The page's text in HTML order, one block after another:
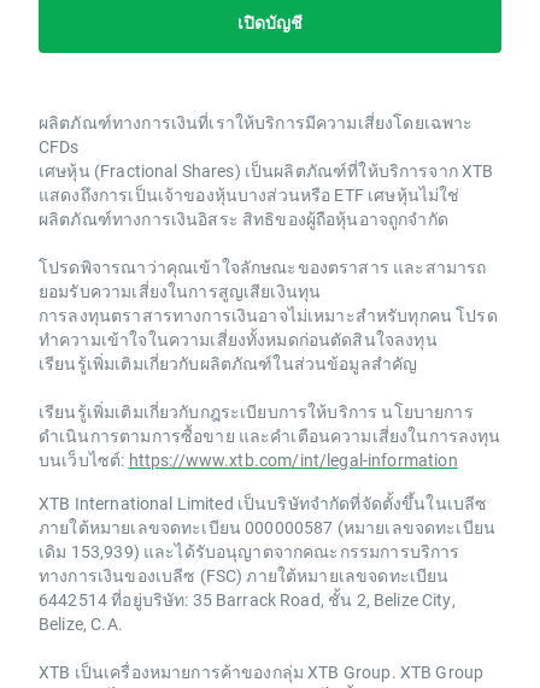
เปิดบัญชี
ผลิตภัณฑ์ทางการเงินที่เราให้บริการมีความเสี่ยงโดยเฉพาะ
CFDs
เศษหุ้น (Fractional Shares) เป็นผลิตภัณฑ์ที่ให้บริการจาก XTB
แสดงถึงการเป็นเจ้าของหุ้นบางส่วนหรือ ETF เศษหุ้นไม่ใช่
ผลิตภัณฑ์ทางการเงินอิสระ สิทธิของผู้ถือหุ้นอาจถูกจำกัด
โปรดพิจารณาว่าคุณเข้าใจลักษณะของตราสาร และสามารถ
ยอมรับความเสี่ยงในการสูญเสียเงินทุน
การลงทุนตราสารทางการเงินอาจไม่เหมาะสำหรับทุกคน โปรด
ทำความเข้าใจในความเสี่ยงทั้งหมดก่อนตัดสินใจลงทุน
เรียนรู้เพิ่มเติมเกี่ยวกับผลิตภัณฑ์ในส่วนข้อมูลสำคัญ
เรียนรู้เพิ่มเติมเกี่ยวกับกฎระเบียบการให้บริการ นโยบายการ
ดำเนินการตามการซื้อขาย และคำเตือนความเสี่ยงในการลงทุน
บนเว็บไซต์: https://www.xtb.com/int/legal-information
XTB International Limited เป็นบริษัทจำกัดที่จัดตั้งขึ้นในเบลีซ
ภายใต้หมายเลขจดทะเบียน 000000587 (หมายเลขจดทะเบียน
เดิม 153,939) และได้รับอนุญาตจากคณะกรรมการบริการ
ทางการเงินของเบลีซ (FSC) ภายใต้หมายเลขจดทะเบียน
6442514 ที่อยู่บริษัท: 35 Barrack Road, ชั้น 2, Belize City,
Belize, C.A.
XTB เป็นเครื่องหมายการค้าของกลุ่ม XTB Group. XTB Group